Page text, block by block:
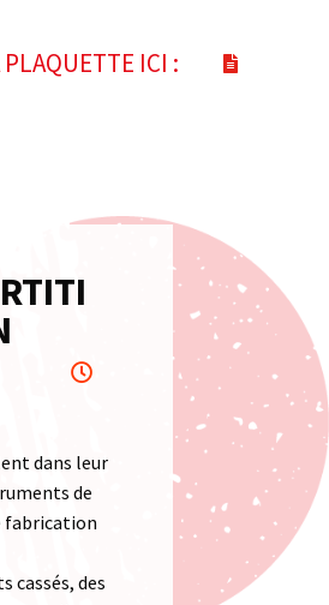
ICI :
dans leur
de
fabrication
cassés, des